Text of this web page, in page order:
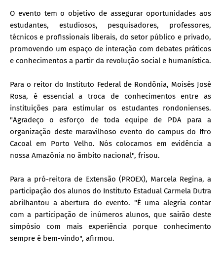
O evento tem o objetivo de assegurar oportunidades aos
estudantes, estudiosos, pesquisadores, professores,
técnicos e profissionais liberais, do setor público e privado,
promovendo um espaço de interação com debates práticos
e conhecimentos a partir da revolução social e humanística.
Para o reitor do Instituto Federal de Rondônia, Moisés José
Rosa, é essencial a troca de conhecimentos entre as
instituições para estimular os estudantes rondonienses.
"Agradeço o esforço de toda equipe de PDA para a
organização deste maravilhoso evento do campus do Ifro
Cacoal em Porto Velho. Nós colocamos em evidência a
nossa Amazônia no âmbito nacional", frisou.
Para a pró-reitora de Extensão (PROEX), Marcela Regina, a
participação dos alunos do Instituto Estadual Carmela Dutra
abrilhantou a abertura do evento. "É uma alegria contar
com a participação de inúmeros alunos, que sairão deste
simpósio com mais experiência porque conhecimento
sempre é bem-vindo", afirmou.